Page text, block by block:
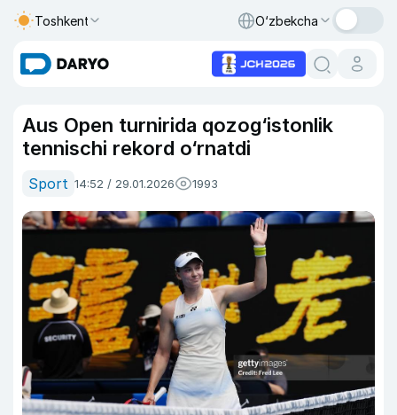
Toshkent O‘zbekcha
Aus Open turnirida qozog‘istonlik
tennischi rekord o‘rnatdi
Sport 14:52 / 29.01.2026 1993